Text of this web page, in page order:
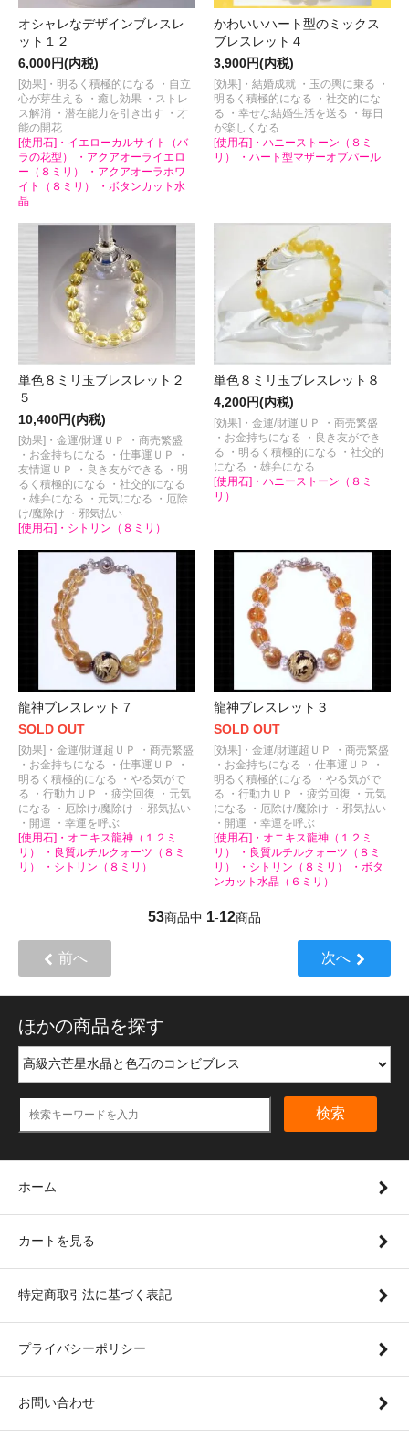
オシャレなデザインブレスレ
ット１２
6,000円(内税)
[効果]・明るく積極的になる ・自立
心が芽生える ・癒し効果 ・ストレ
ス解消 ・潜在能力を引き出す ・才
能の開花
[使用石]・イエローカルサイト（バ
ラの花型） ・アクアオーライエロ
ー（８ミリ） ・アクアオーラホワ
イト（８ミリ） ・ボタンカット水
晶
かわいいハート型のミックス
ブレスレット４
3,900円(内税)
[効果]・結婚成就 ・玉の輿に乗る ・
明るく積極的になる ・社交的にな
る ・幸せな結婚生活を送る ・毎日
が楽しくなる
[使用石]・ハニーストーン（８ミ
リ） ・ハート型マザーオブパール
単色８ミリ玉ブレスレット２
５
10,400円(内税)
[効果]・金運/財運ＵＰ ・商売繁盛
・お金持ちになる ・仕事運ＵＰ ・
友情運ＵＰ ・良き友ができる ・明
るく積極的になる ・社交的になる
・雄弁になる ・元気になる ・厄除
け/魔除け ・邪気払い
[使用石]・シトリン（８ミリ）
単色８ミリ玉ブレスレット８
4,200円(内税)
[効果]・金運/財運ＵＰ ・商売繁盛
・お金持ちになる ・良き友ができ
る ・明るく積極的になる ・社交的
になる ・雄弁になる
[使用石]・ハニーストーン（８ミ
リ）
龍神ブレスレット７
SOLD OUT
[効果]・金運/財運超ＵＰ ・商売繁盛
・お金持ちになる ・仕事運ＵＰ ・
明るく積極的になる ・やる気がで
る ・行動力ＵＰ ・疲労回復 ・元気
になる ・厄除け/魔除け ・邪気払い
・開運 ・幸運を呼ぶ
[使用石]・オニキス龍神（１２ミ
リ） ・良質ルチルクォーツ（８ミ
リ） ・シトリン（８ミリ）
龍神ブレスレット３
SOLD OUT
[効果]・金運/財運超ＵＰ ・商売繁盛
・お金持ちになる ・仕事運ＵＰ ・
明るく積極的になる ・やる気がで
る ・行動力ＵＰ ・疲労回復 ・元気
になる ・厄除け/魔除け ・邪気払い
・開運 ・幸運を呼ぶ
[使用石]・オニキス龍神（１２ミ
リ） ・良質ルチルクォーツ（８ミ
リ） ・シトリン（８ミリ） ・ボタ
ンカット水晶（６ミリ）
53商品中 1-12商品
前へ 次へ
ほかの商品を探す
検索
ホーム
カートを見る
特定商取引法に基づく表記
プライバシーポリシー
お問い合わせ